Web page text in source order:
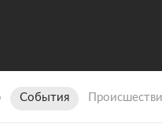
События